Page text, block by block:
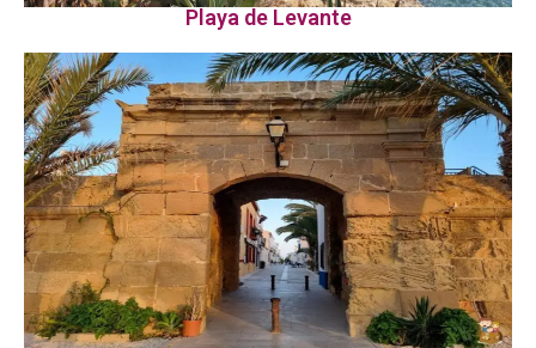
Playa de Levante